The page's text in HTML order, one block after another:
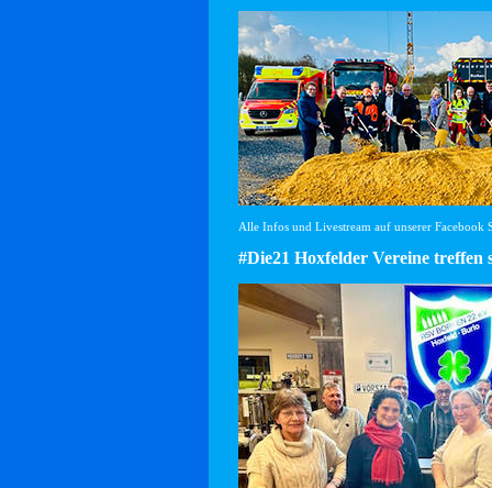
Alle Infos und Livestream auf unserer Facebook
#Die21 Hoxfelder Vereine treffen